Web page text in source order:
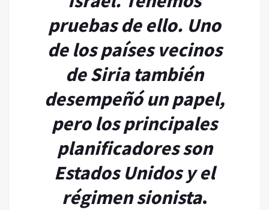
pruebas de ello. Uno
de los países vecinos
de Siria también
desempeñó un papel,
pero los principales
planificadores son
Estados Unidos y el
régimen sionista.